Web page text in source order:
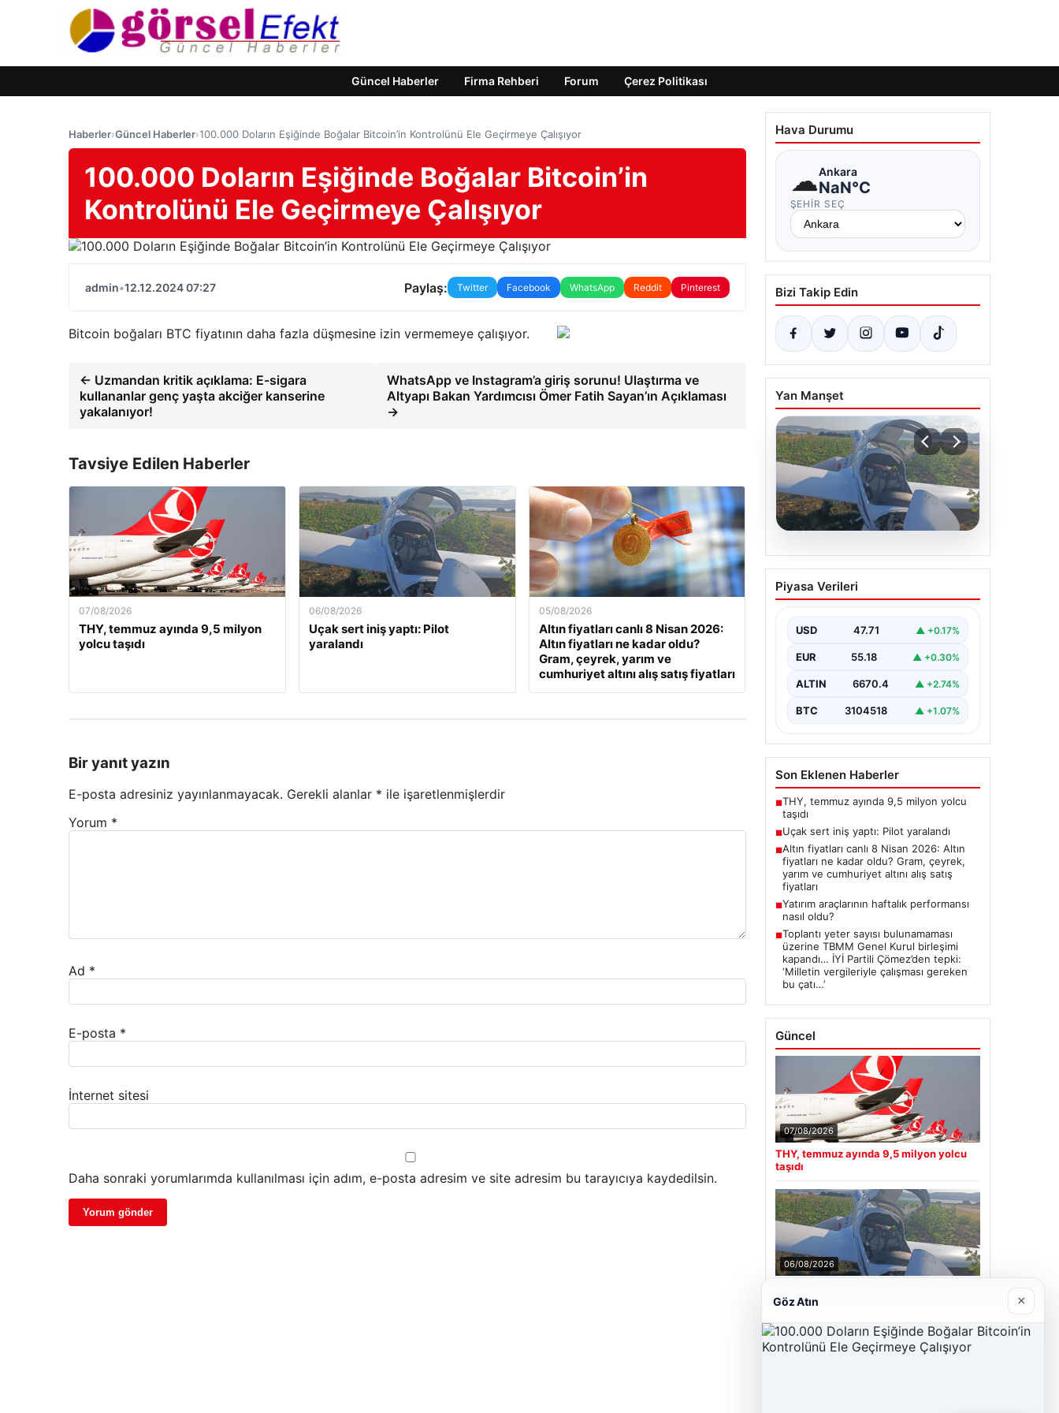
Güncel Haberler Firma Rehberi Forum Çerez Politikası
Haberler›Güncel Haberler›100.000 Doların Eşiğinde Boğalar Bitcoin’in Kontrolünü Ele Geçirmeye Çalışıyor
100.000 Doların Eşiğinde Boğalar Bitcoin’in
Kontrolünü Ele Geçirmeye Çalışıyor
admin•12.12.2024 07:27 Paylaş: Twitter Facebook WhatsApp Reddit Pinterest
Bitcoin boğaları BTC fiyatının daha fazla düşmesine izin vermemeye çalışıyor.
← Uzmandan kritik açıklama: E-sigara
kullananlar genç yaşta akciğer kanserine
yakalanıyor!
WhatsApp ve Instagram’a giriş sorunu! Ulaştırma ve
Altyapı Bakan Yardımcısı Ömer Fatih Sayan’ın Açıklaması
→
Tavsiye Edilen Haberler
07/08/2026
THY, temmuz ayında 9,5 milyon
yolcu taşıdı
06/08/2026
Uçak sert iniş yaptı: Pilot
yaralandı
05/08/2026
Altın fiyatları canlı 8 Nisan 2026:
Altın fiyatları ne kadar oldu?
Gram, çeyrek, yarım ve
cumhuriyet altını alış satış fiyatları
Bir yanıt yazın
E-posta adresiniz yayınlanmayacak. Gerekli alanlar * ile işaretlenmişlerdir
Yorum *
Ad *
E-posta *
İnternet sitesi
Daha sonraki yorumlarımda kullanılması için adım, e-posta adresim ve site adresim bu tarayıcıya kaydedilsin.
Hava Durumu
☁Ankara
NaN°C
ŞEHIR SEÇ
Bizi Takip Edin
Yan Manşet
06.08.2026
Uçak sert iniş yaptı:
Pilot yaralandı
Piyasa Verileri
USD 47.71 ▲ +0.17%
EUR 55.18 ▲ +0.30%
ALTIN 6670.4 ▲ +2.74%
BTC 3104518 ▲ +1.07%
Son Eklenen Haberler
■THY, temmuz ayında 9,5 milyon yolcu
taşıdı
■Uçak sert iniş yaptı: Pilot yaralandı
■Altın fiyatları canlı 8 Nisan 2026: Altın
fiyatları ne kadar oldu? Gram, çeyrek,
yarım ve cumhuriyet altını alış satış
fiyatları
■Yatırım araçlarının haftalık performansı
nasıl oldu?
■Toplantı yeter sayısı bulunamaması
üzerine TBMM Genel Kurul birleşimi
kapandı… İYİ Partili Çömez’den tepki:
‘Milletin vergileriyle çalışması gereken
bu çatı…’
Güncel
07/08/2026
THY, temmuz ayında 9,5 milyon yolcu
taşıdı
06/08/2026
Son Eklenen Firmalar
Göz Atın ×